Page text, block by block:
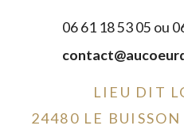
06 61 18 53 05 ou
LIEU DIT
24480 LE